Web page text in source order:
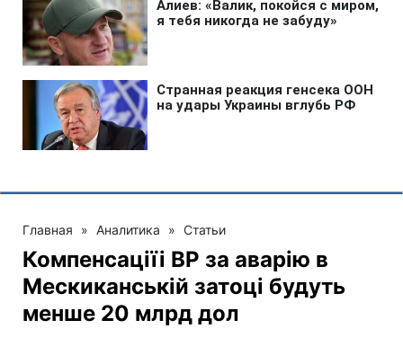
Главная » Аналитика » Статьи
Компенсаціїі BP за аварію в
Мескиканській затоці будуть
менше 20 млрд дол